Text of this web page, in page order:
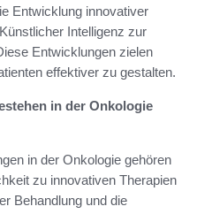
Entwicklung innovativer
Intelligenz zur
Entwicklungen zielen
effektiver zu gestalten.
in der Onkologie
in der Onkologie gehören
zu innovativen Therapien
Behandlung und die